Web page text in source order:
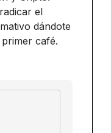
el
dándote
café.